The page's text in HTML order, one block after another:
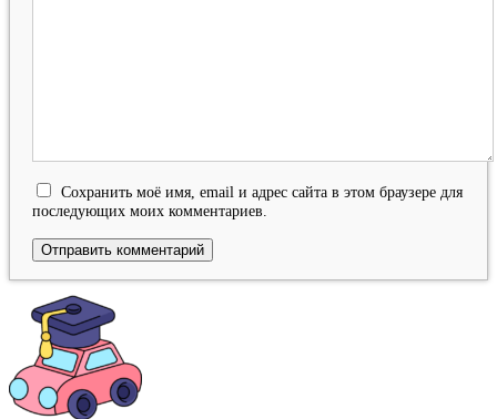
Сохранить моё имя, email и адрес сайта в этом браузере для
последующих моих комментариев.